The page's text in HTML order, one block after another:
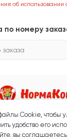
об использовании
по номеру
для
на
Сookie, чтобы
удобство его
вы